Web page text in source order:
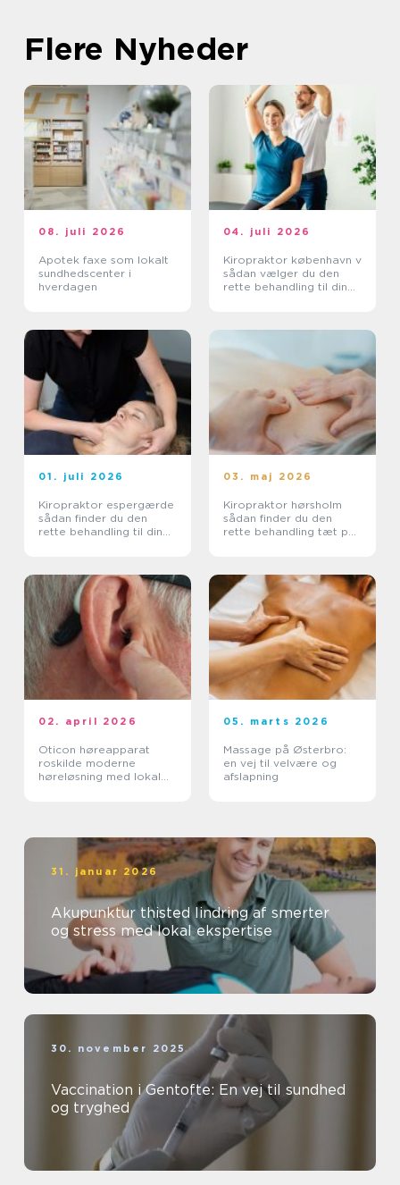
Flere Nyheder
08. juli 2026
Apotek faxe som lokalt
sundhedscenter i
hverdagen
04. juli 2026
Kiropraktor københavn v
sådan vælger du den
rette behandling til dine
01. juli 2026
Kiropraktor espergærde
sådan finder du den
rette behandling til dine
03. maj 2026
Kiropraktor hørsholm
sådan finder du den
rette behandling tæt på
02. april 2026
Oticon høreapparat
roskilde moderne
høreløsning med lokal
05. marts 2026
Massage på Østerbro:
en vej til velvære og
afslapning
31. januar 2026
Akupunktur thisted lindring af smerter
og stress med lokal ekspertise
30. november 2025
Vaccination i Gentofte: En vej til sundhed
og tryghed